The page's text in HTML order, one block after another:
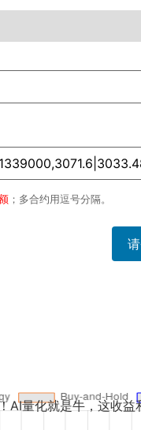
；多合约用逗号分隔。
收益和夏普比率简直碾